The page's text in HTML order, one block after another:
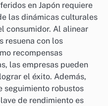
en Japón requiere
las dinámicas culturales
consumidor. Al alinear
resuena con los
recompensas
las empresas pueden
el éxito. Además,
seguimiento robustos
de rendimiento es